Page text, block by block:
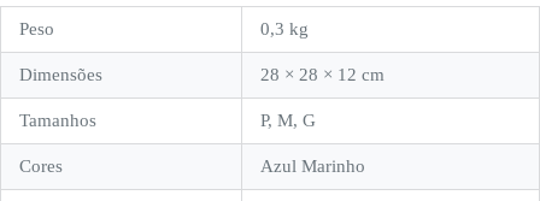
Peso 0,3 kg
Dimensões 28 × 28 × 12 cm
Tamanhos P, M, G
Cores Azul Marinho